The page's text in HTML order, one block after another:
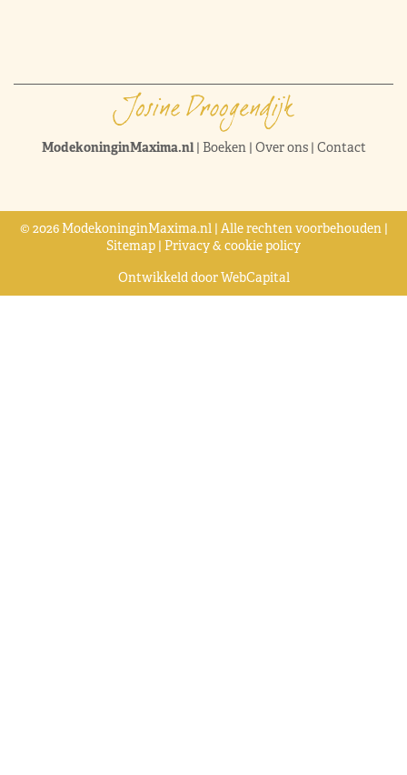
ModekoninginMaxima.nl| Boeken| Over ons| Contact
© 2026 ModekoninginMaxima.nl | Alle rechten voorbehouden |
Sitemap | Privacy & cookie policy
Ontwikkeld doorWebCapital